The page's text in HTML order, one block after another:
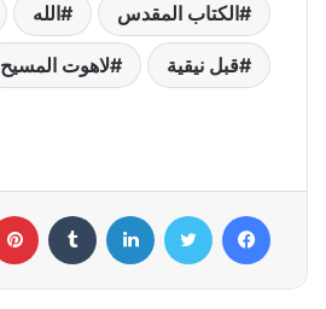
الكتاب المقدس الله
قبل نيقية لاهوت المسيح
فيسبوك تويتر لينكدإن